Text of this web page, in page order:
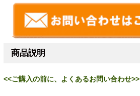
商品説明
<<ご購入の前に、よくあるお問い合わせ>>